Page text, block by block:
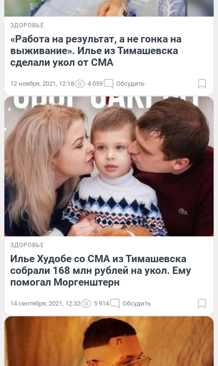
ЗДОРОВЬЕ
«Работа на результат, а не гонка на
выживание». Илье из Тимашевска
сделали укол от СМА
12 ноября, 2021, 12:18 4 059 Обсудить
ЗДОРОВЬЕ
Илье Худобе со СМА из Тимашевска
собрали 168 млн рублей на укол. Ему
помогал Моргенштерн
14 сентября, 2021, 12:32 5 914 Обсудить